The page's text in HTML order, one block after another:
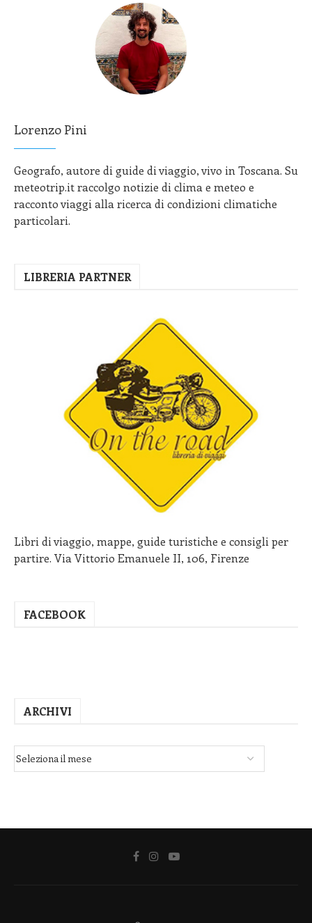
Lorenzo Pini
Geografo, autore di guide di viaggio, vivo in Toscana. Su
meteotrip.it raccolgo notizie di clima e meteo e
racconto viaggi alla ricerca di condizioni climatiche
particolari.
LIBRERIA PARTNER
Libri di viaggio, mappe, guide turistiche e consigli per
partire. Via Vittorio Emanuele II, 106, Firenze
FACEBOOK
ARCHIVI